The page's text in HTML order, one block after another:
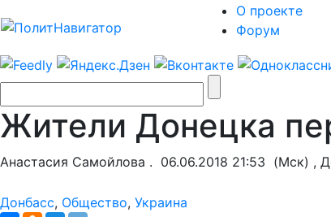
О проекте
Форум
Жители Донецка
Анастасия Самойлова . 06.06.2018 21:53 (Мск) ,
Донбасс, Общество, Украина